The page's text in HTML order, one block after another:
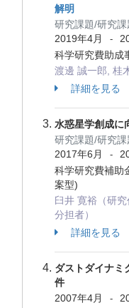
解明
研究課題/研究課
2019年4月
-
科学研究費助成
渡邊 誠一郎, 桂
詳細を見る
水惑星学創成に
研究課題/研究課
2017年6月
-
科学研究費補助
案型)
臼井 寛裕（研
分担者）
詳細を見る
ダストダイナミ
件
2007年4月
-